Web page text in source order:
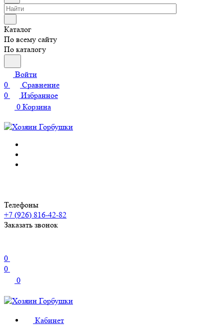
Каталог
По всему сайту
По каталогу
Войти
0
Сравнение
0
Избранное
0 Корзина
Телефоны
+7 (926) 816-42-82
Заказать звонок
0
0
0
Кабинет